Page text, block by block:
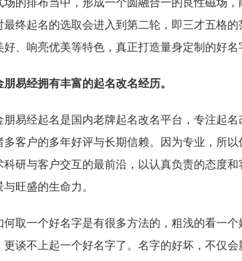
场的排布当中，形成一个圆融合一的良性磁场
最终起名的选取会进入到第二轮，即三才五格
好、响亮优美等特色，真正打造量身定制的好名
朋易经拥有丰富的起名改名经历。
经起名是国内老牌起名改名平台，专注起名
多客户的多年好评与长期信赖。因为专业，所
科研与客户交互的最前沿，以认真负责的态度
与旺盛的生命力。
一个好名字是有很多方法的，粗浅的看一个
更谈不上起一个好名字了。名字的好坏，不仅